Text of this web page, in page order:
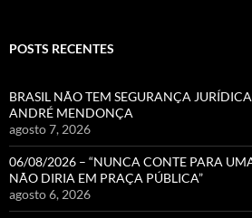
POSTS RECENTES
BRASIL NÃO TEM SEGURANÇA
ANDRÉ MENDONÇA
agosto 7, 2026
06/08/2026 – “NUNCA CONTE PARA
NÃO DIRIA EM PRAÇA PÚBLICA”
agosto 6, 2026